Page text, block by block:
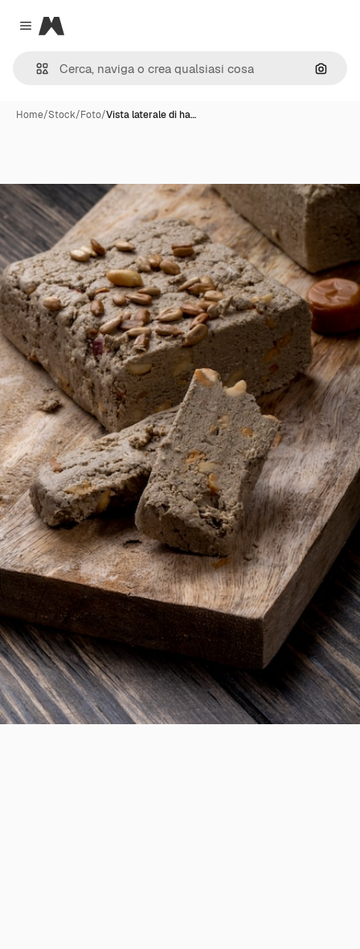
Close menu
Magnific
Cerca
Home/Stock/Foto/Vista laterale di ha…